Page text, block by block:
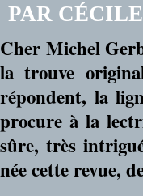
PAR
Cher Michel
la trouve
répondent, la
procure à la
sûre, très
née cette revue,